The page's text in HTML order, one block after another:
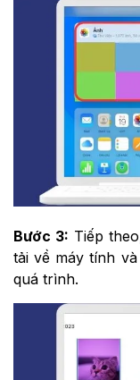
Bước 3: Tiếp
tải về máy tính
quá trình.